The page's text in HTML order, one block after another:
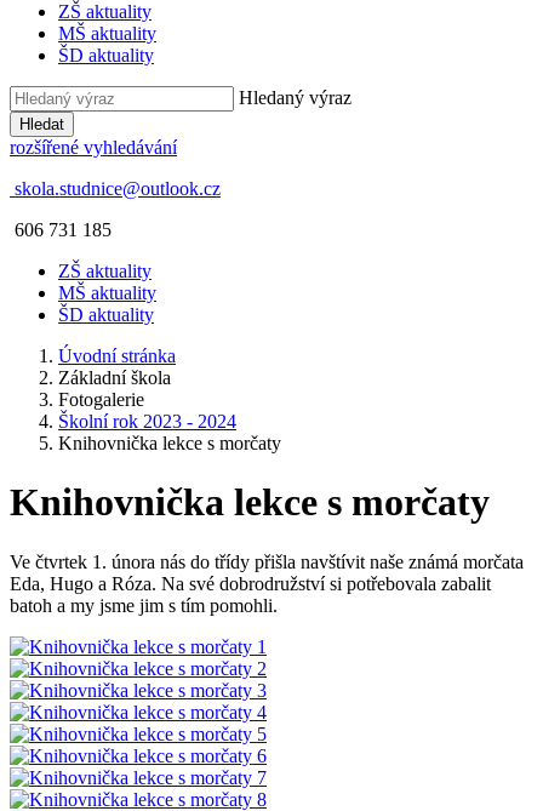
ZŠ aktuality
MŠ aktuality
ŠD aktuality
Hledaný výraz
Hledat
rozšířené vyhledávání
skola.studnice@outlook.cz
606 731 185
ZŠ aktuality
MŠ aktuality
ŠD aktuality
Úvodní stránka
Základní škola
Fotogalerie
Školní rok 2023 - 2024
Knihovnička lekce s morčaty
Knihovnička lekce s morčaty
Ve čtvrtek 1. února nás do třídy přišla navštívit naše známá morčata
Eda, Hugo a Róza. Na své dobrodružství si potřebovala zabalit
batoh a my jsme jim s tím pomohli.